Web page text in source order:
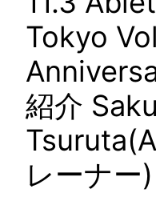
Tokyo
紹介
レーナー)